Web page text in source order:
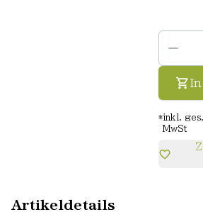
*inkl. ges.
MwSt
Artikeldetails